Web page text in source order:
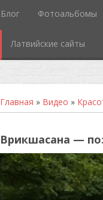
Блог Фотоальбомы
Латвийские сайты
Главная » Видео »
Врикшасана —